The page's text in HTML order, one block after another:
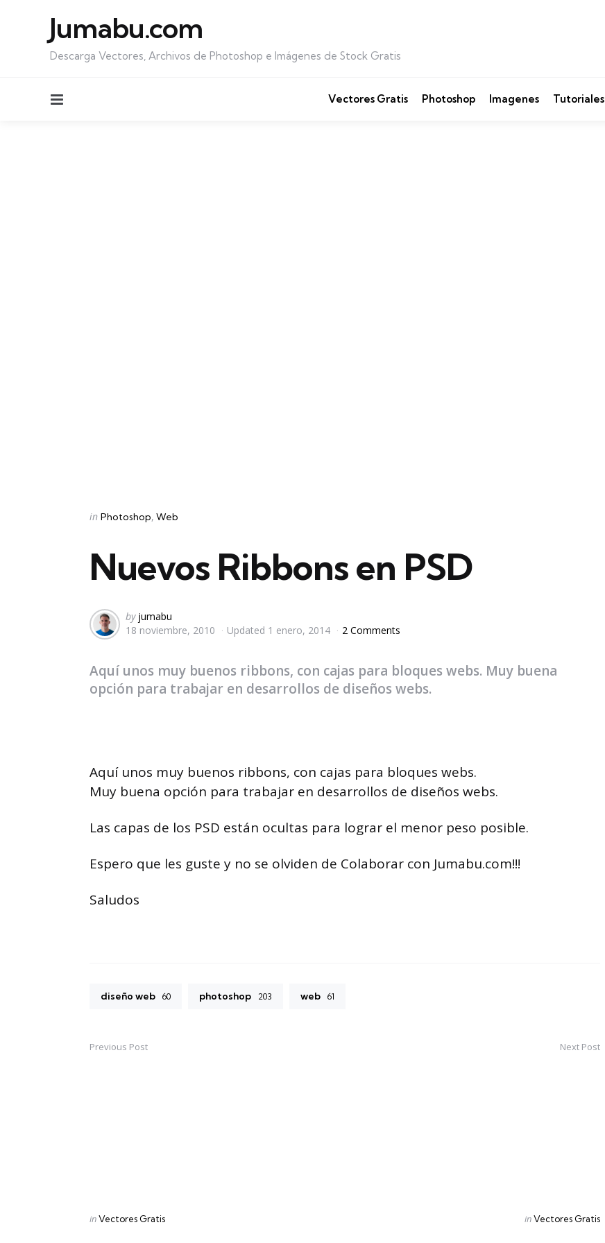
Jumabu.com
Descarga Vectores, Archivos de Photoshop e Imágenes de Stock Gratis
Vectores Gratis Photoshop Imagenes Tutoriales
Categories
Posted
in Photoshop Web
Nuevos Ribbons en PSD
Posted
by
by jumabu
18 noviembre, 2010
Updated 1 enero, 2014 2 Comments
Aquí unos muy buenos ribbons, con cajas para bloques webs. Muy buena
opción para trabajar en desarrollos de diseños webs.
Aquí unos muy buenos ribbons, con cajas para bloques webs.
Muy buena opción para trabajar en desarrollos de diseños webs.
Las capas de los PSD están ocultas para lograr el menor peso posible.
Espero que les guste y no se olviden de Colaborar con Jumabu.com!!!
Saludos
diseño web 60 photoshop 203 web 61
Post
Previous Post
Posted
inVectores Gratis
Next Post
Posted
inVectores Gratis